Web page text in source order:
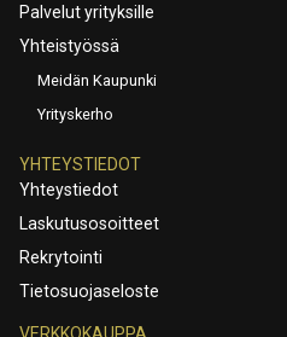
Palvelut yrityksille
Yhteistyössä
Meidän Kaupunki
Yrityskerho
YHTEYSTIEDOT
Yhteystiedot
Laskutusosoitteet
Rekrytointi
Tietosuojaseloste